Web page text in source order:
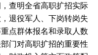
查明全省高职扩招实际
退役军人、下岗转岗失
点群体报名和录取人数
门对高职扩招的重要性